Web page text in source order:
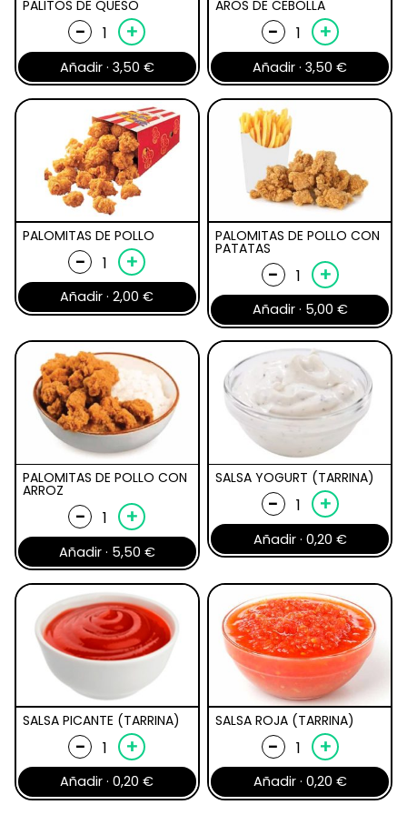
PALITOS DE QUESO
-
Palitos
de
queso
cantidad
+
Añadir · 3,50 €
AROS DE CEBOLLA
-
Aros
de
cebolla
cantidad
+
Añadir ·3,50€
PALOMITAS DE POLLO
-
Palomitas
de
pollo
+
Añadir ·2,00€
PALOMITAS DE POLLO CON
PATATAS
-
Palomitas
de
pollo
con
patatas
cantidad
+
Añadir · 5,00 €
PALOMITAS DE POLLO CON
ARROZ
-
Palomitas
de
pollo
con
arroz
cantidad
+
Añadir · 5,50 €
SALSA YOGURT (TARRINA)
-
Salsa
yogurt
(tarrina)
+
Añadir · 0,20 €
SALSA PICANTE (TARRINA)
-
Salsa
picante
(tarrina)
+
Añadir ·0,20€
SALSA ROJA (TARRINA)
-
Salsa
roja
(tarrina)
+
Añadir · 0,20 €